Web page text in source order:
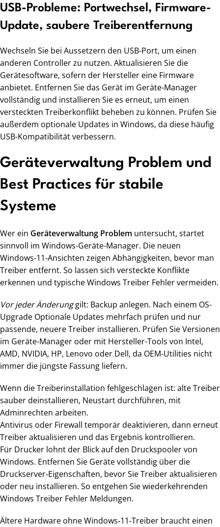
USB-Probleme: Portwechsel, Firmware-
Update, saubere Treiberentfernung
Wechseln Sie bei Aussetzern den USB-Port, um einen
anderen Controller zu nutzen. Aktualisieren Sie die
Gerätesoftware, sofern der Hersteller eine Firmware
anbietet. Entfernen Sie das Gerät im Geräte-Manager
vollständig und installieren Sie es erneut, um einen
versteckten Treiberkonflikt beheben zu können. Prüfen Sie
außerdem optionale Updates in Windows, da diese häufig
USB-Kompatibilität verbessern.
Geräteverwaltung Problem und
Best Practices für stabile
Systeme
Wer ein Geräteverwaltung Problem untersucht, startet
sinnvoll im Windows-Geräte-Manager. Die neuen
Windows‑11‑Ansichten zeigen Abhängigkeiten, bevor man
Treiber entfernt. So lassen sich versteckte Konflikte
erkennen und typische Windows Treiber Fehler vermeiden.
Vor jeder Änderunggilt: Backup anlegen. Nach einem OS-
Upgrade Optionale Updates mehrfach prüfen und nur
passende, neuere Treiber installieren. Prüfen Sie Versionen
im Geräte-Manager oder mit Hersteller-Tools von Intel,
AMD, NVIDIA, HP, Lenovo oder Dell, da OEM-Utilities nicht
immer die jüngste Fassung liefern.
Wenn die Treiberinstallation fehlgeschlagen ist: alte Treiber
sauber deinstallieren, Neustart durchführen, mit
Adminrechten arbeiten.
Antivirus oder Firewall temporär deaktivieren, dann erneut
Treiber aktualisieren und das Ergebnis kontrollieren.
Für Drucker lohnt der Blick auf den Druckspooler von
Windows. Entfernen Sie Geräte vollständig über die
Druckserver‑Eigenschaften, bevor Sie Treiber aktualisieren
oder neu installieren. So entgehen Sie wiederkehrenden
Windows Treiber Fehler Meldungen.
Ältere Hardware ohne Windows‑11‑Treiber braucht einen